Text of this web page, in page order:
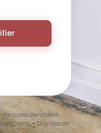
de confidentialité
•Standards